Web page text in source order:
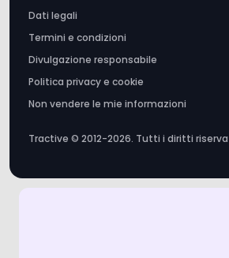
Tractive © 2012-2026. Tutti i diritti riservati